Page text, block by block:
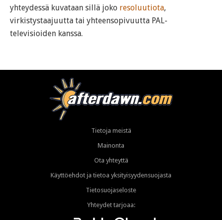
yhteydessä kuvataan sillä joko resoluutiota,
virkistystaajuutta tai yhteensopivuutta PAL-
televisioiden kanssa.
Tietoja meistä
Mainonta
Ota yhteyttä
Käyttöehdot ja tietoa yksityisyydensuojasta
Tietosuojaseloste
Yhteydet tarjoaa: